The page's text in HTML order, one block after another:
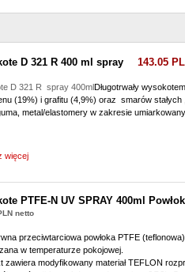
D 321 R 400 ml spray 143.05
D 321 R spray 400mlDługotrwały
(19%) i grafitu (4,9%) oraz smarów stałych
metal/elastomery w zakresie
więcej
PTFE-N UV SPRAY 400ml
netto
przeciwtarciowa powłoka PTFE
w temperaturze pokojowej.
zawiera modyfikowany materiał TEFLON